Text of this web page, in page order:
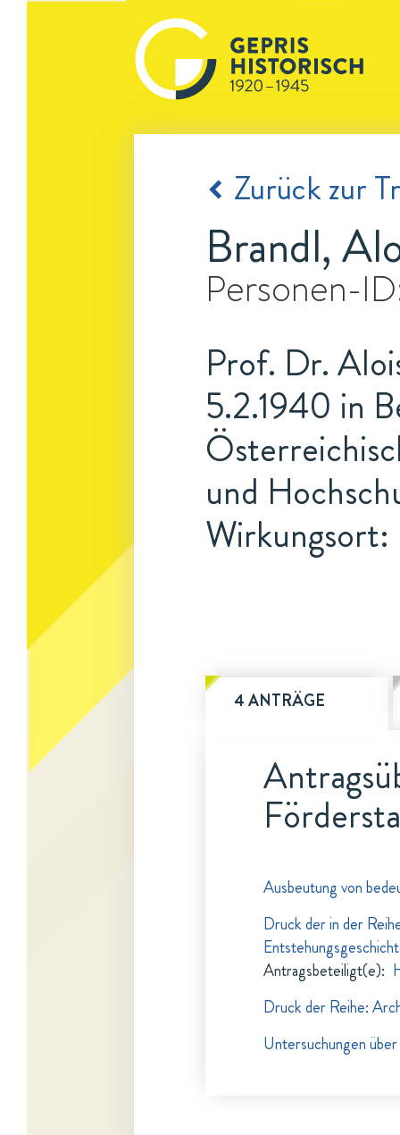
Zurück zur
Brandl,
Personen-
Prof. Dr.
5.2.1940 in
und
4 ANTRÄGE
Ausbeutung von
Druck der in der
Antragsbeteiligt(e):
Druck der Reihe:
Untersuchungen